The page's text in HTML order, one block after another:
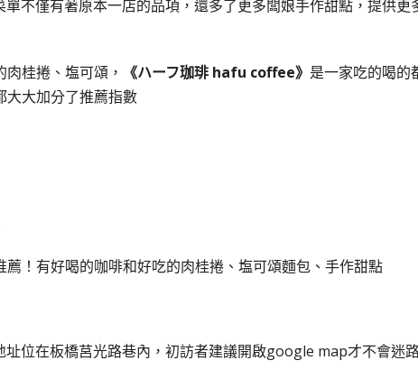
單不僅有著原本一店的品項，還多了更多闆娘手作甜點，提供更
桂捲、塩可頌， 《ハーフ珈琲 hafu coffee》 是一家吃的喝的
大大加分了推薦指數
！有好喝的咖啡和好吃的肉桂捲、塩可頌麵包、手作甜點
址位在板橋莒光路巷內，初訪者建議開啟google map才不會迷